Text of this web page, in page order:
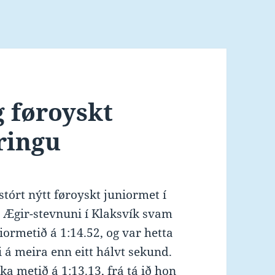
føroyskt
nýtt føroyskt juniormet í
stevnuni í Klaksvík svam
á 1:14.52, og var hetta
meira enn eitt hálvt sekund.
metið á 1:13.13, frá tá ið hon